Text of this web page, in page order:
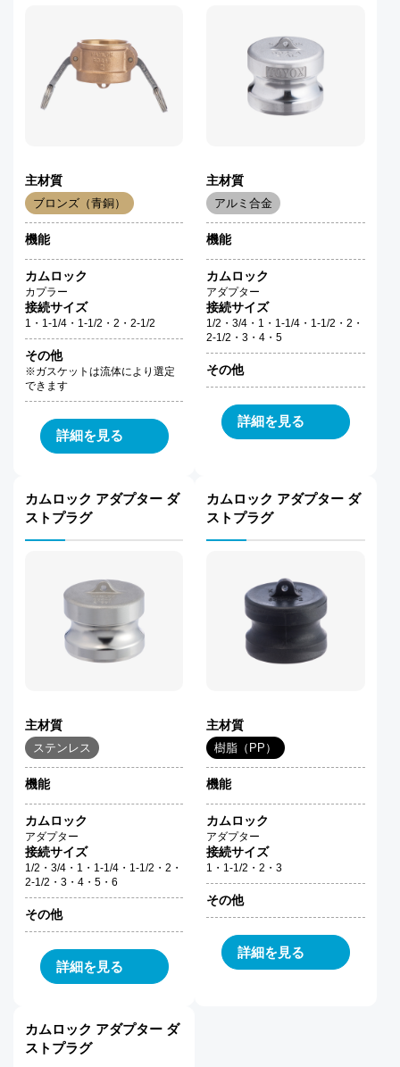
主材質
ブロンズ（青銅）
機能
カムロック
カプラー
接続サイズ
1・1-1/4・1-1/2・2・2-1/2
その他
※ガスケットは流体により選定
できます
詳細を見る
主材質
アルミ合金
機能
カムロック
アダプター
接続サイズ
1/2・3/4・1・1-1/4・1-1/2・2・
2-1/2・3・4・5
その他
詳細を見る
カムロック アダプター ダ
ストプラグ
主材質
ステンレス
機能
カムロック
アダプター
接続サイズ
1/2・3/4・1・1-1/4・1-1/2・2・
2-1/2・3・4・5・6
その他
詳細を見る
カムロック アダプター ダ
ストプラグ
主材質
樹脂（PP）
機能
カムロック
アダプター
接続サイズ
1・1-1/2・2・3
その他
詳細を見る
カムロック アダプター ダ
ストプラグ